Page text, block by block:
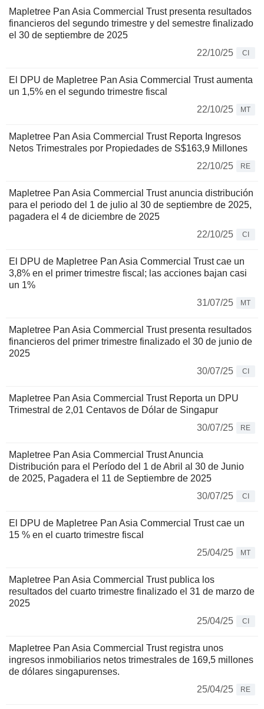
Mapletree Pan Asia Commercial Trust presenta resultados
financieros del segundo trimestre y del semestre finalizado
el 30 de septiembre de 2025
22/10/25
CI
El DPU de Mapletree Pan Asia Commercial Trust aumenta
un 1,5% en el segundo trimestre fiscal
22/10/25
MT
Mapletree Pan Asia Commercial Trust Reporta Ingresos
Netos Trimestrales por Propiedades de S$163,9 Millones
22/10/25
RE
Mapletree Pan Asia Commercial Trust anuncia distribución
para el periodo del 1 de julio al 30 de septiembre de 2025,
pagadera el 4 de diciembre de 2025
22/10/25
CI
El DPU de Mapletree Pan Asia Commercial Trust cae un
3,8% en el primer trimestre fiscal; las acciones bajan casi
un 1%
31/07/25
MT
Mapletree Pan Asia Commercial Trust presenta resultados
financieros del primer trimestre finalizado el 30 de junio de
2025
30/07/25
CI
Mapletree Pan Asia Commercial Trust Reporta un DPU
Trimestral de 2,01 Centavos de Dólar de Singapur
30/07/25
RE
Mapletree Pan Asia Commercial Trust Anuncia
Distribución para el Período del 1 de Abril al 30 de Junio
de 2025, Pagadera el 11 de Septiembre de 2025
30/07/25
CI
El DPU de Mapletree Pan Asia Commercial Trust cae un
15 % en el cuarto trimestre fiscal
25/04/25
MT
Mapletree Pan Asia Commercial Trust publica los
resultados del cuarto trimestre finalizado el 31 de marzo de
2025
25/04/25
CI
Mapletree Pan Asia Commercial Trust registra unos
ingresos inmobiliarios netos trimestrales de 169,5 millones
de dólares singapurenses.
25/04/25
RE